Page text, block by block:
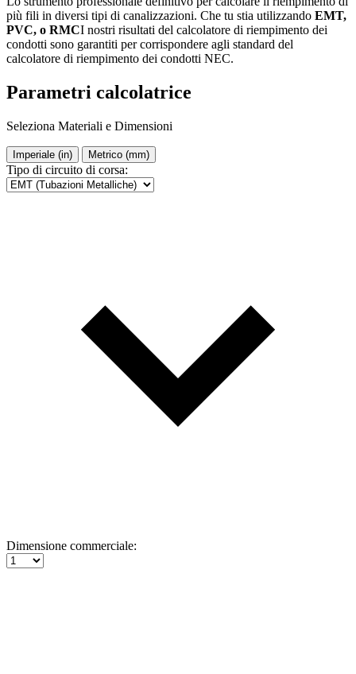
più fili in diversi tipi di canalizzazioni. Che tu stia utilizzando EMT,
PVC, o RMCI nostri risultati del calcolatore di riempimento dei
condotti sono garantiti per corrispondere agli standard del
calcolatore di riempimento dei condotti NEC.
Parametri calcolatrice
Seleziona Materiali e Dimensioni
Imperiale (in) Metrico (mm)
Tipo di circuito di corsa:
Dimensione commerciale: